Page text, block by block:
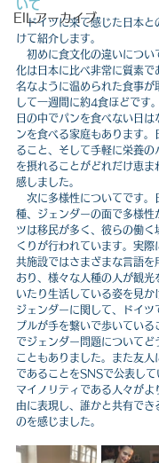
EILアーカイブ
いて
ドイツに来て感じた日本
けて紹介します。
初めに食文化の違いについ
化は日本に比べ非常に質素で
名なように温められた食事が
して一週間に約4食ほどです
日の中でパンを食べない日
ンを食べる家庭もあります。
ること、そして手軽に栄養の
を摂れることがどれだけ恵ま
感しました。
次に多様性についてです。
種、ジェンダーの面で多様性
ツは移民が多く、彼らの働く
くりが行われています。実
共施設ではさまざまな言語を
おり、様々な人種の人が観光
いたり生活している姿を見か
ジェンダーに関して、ドイツ
プルが手を繋いで歩いている
でジェンダー問題についてど
こともありました。また友人
であることをSNSで公表し
マイノリティである人々がよ
由に表現し、誰かと共有でき
のを感じました。